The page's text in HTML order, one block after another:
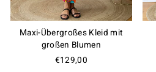
Maxi-Übergroßes Kleid mit
großen Blumen
€129,00